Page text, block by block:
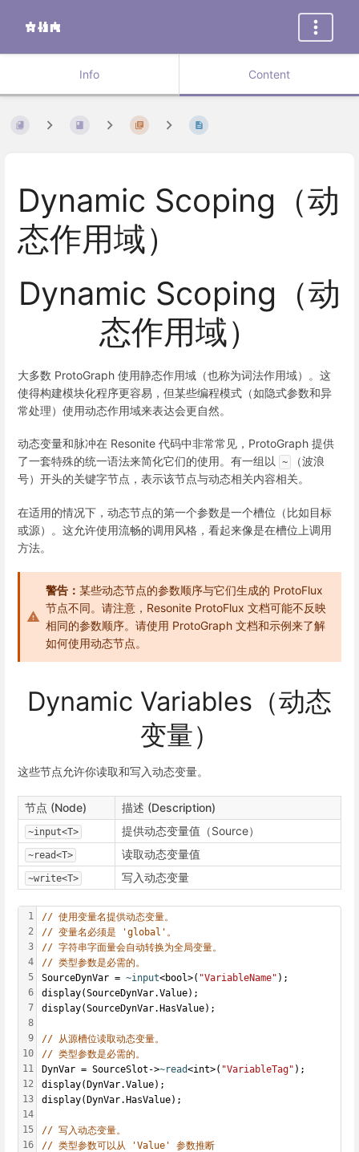
Info Content
Dynamic Scoping（动
态作用域）
Dynamic Scoping（动
态作用域）
大多数 ProtoGraph 使用静态作用域（也称为词法作用域）。这
使得构建模块化程序更容易，但某些编程模式（如隐式参数和异
常处理）使用动态作用域来表达会更自然。
动态变量和脉冲在 Resonite 代码中非常常见，ProtoGraph 提供
了一套特殊的统一语法来简化它们的使用。有一组以
~
（波浪
号）开头的关键字节点，表示该节点与动态相关内容相关。
在适用的情况下，动态节点的第一个参数是一个槽位（比如目标
或源）。这允许使用流畅的调用风格，看起来像是在槽位上调用
方法。
警告： 某些动态节点的参数顺序与它们生成的 ProtoFlux
节点不同。请注意，Resonite ProtoFlux 文档可能不反映
相同的参数顺序。请使用 ProtoGraph 文档和示例来了解
如何使用动态节点。
Dynamic Variables（动态
变量）
这些节点允许你读取和写入动态变量。
节点 (Node) 描述 (Description)
~input<T> 提供动态变量值（Source）
~read<T> 读取动态变量值
~write<T> 写入动态变量
1
2
3
4
5
6
7
8
9
10
11
12
13
14
15
16
// 使用变量名提供动态变量。
// 变量名必须是 'global'。
// 字符串字面量会自动转换为全局变量。
// 类型参数是必需的。
SourceDynVar = ~input<bool>( "VariableName" );
display(SourceDynVar.Value);
display(SourceDynVar.HasValue);
// 从源槽位读取动态变量。
// 类型参数是必需的。
DynVar = SourceSlot->~read<int>( "VariableTag" );
display(DynVar.Value);
display(DynVar.HasValue);
// 写入动态变量。
// 类型参数可以从 'Value' 参数推断